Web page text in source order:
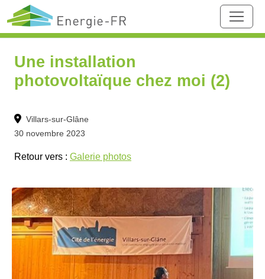
Une installation
photovoltaïque chez moi (2)
Villars-sur-Glâne
30 novembre 2023
Retour vers : Galerie photos